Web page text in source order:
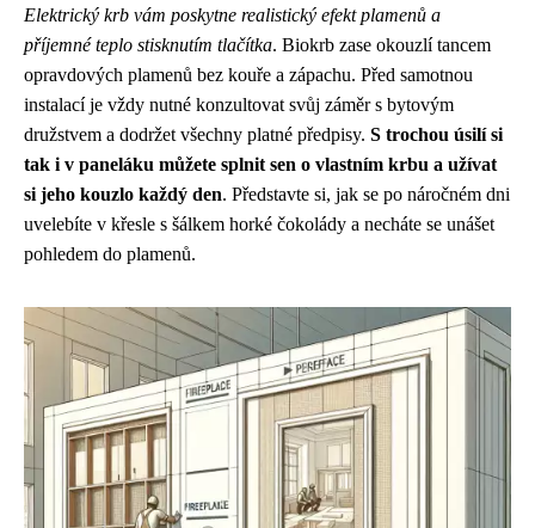
Elektrický krb vám poskytne realistický efekt plamenů a
příjemné teplo stisknutím tlačítka. Biokrb zase okouzlí tancem
opravdových plamenů bez kouře a zápachu. Před samotnou
instalací je vždy nutné konzultovat svůj záměr s bytovým
družstvem a dodržet všechny platné předpisy. S trochou úsilí si
tak i v paneláku můžete splnit sen o vlastním krbu a užívat
si jeho kouzlo každý den. Představte si, jak se po náročném dni
uvelebíte v křesle s šálkem horké čokolády a necháte se unášet
pohledem do plamenů.